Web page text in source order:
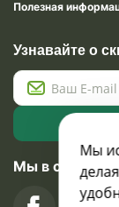
Полезная
Узнавайте о
Мы в
Мы